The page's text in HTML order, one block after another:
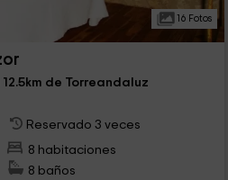
16 Fotos
de Torreandaluz
Reservado 3 veces
8 habitaciones
8 baños